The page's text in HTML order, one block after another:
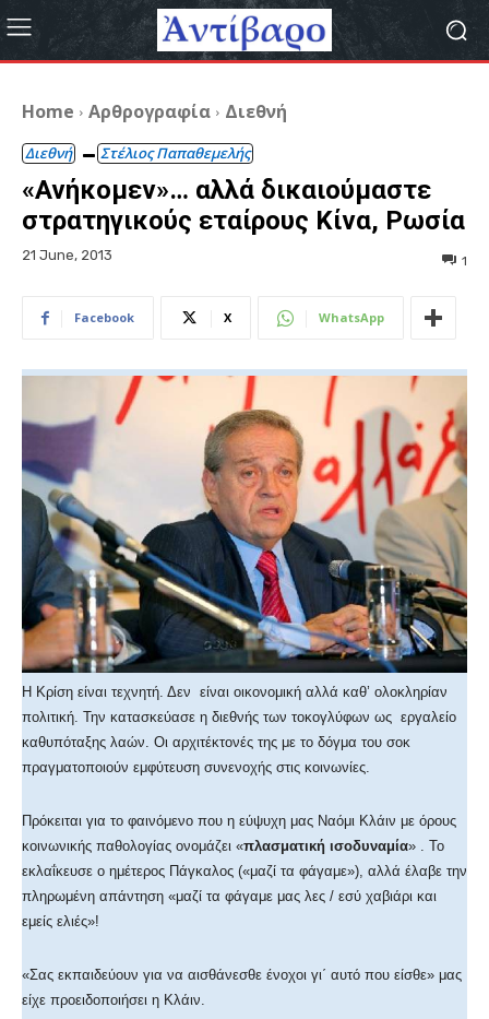
Home Αρθρογραφία Διεθνή
Διεθνή Στέλιος Παπαθεμελής
«Ανήκομεν»… αλλά δικαιούμαστε
στρατηγικούς εταίρους Κίνα, Ρωσία
21 June, 2013 1
Facebook X WhatsApp
Η Κρίση είναι τεχνητή. Δεν είναι οικονομική αλλά καθ’ ολοκληρίαν
πολιτική. Την κατασκεύασε η διεθνής των τοκογλύφων ως εργαλείο
καθυπόταξης λαών. Οι αρχιτέκτονές της με το δόγμα του σοκ
πραγματοποιούν εμφύτευση συνενοχής στις κοινωνίες.
Πρόκειται για το φαινόμενο που η εύψυχη μας Ναόμι Κλάιν με όρους
κοινωνικής παθολογίας ονομάζει «πλασματική ισοδυναμία» . Το
εκλαΐκευσε ο ημέτερος Πάγκαλος («μαζί τα φάγαμε»), αλλά έλαβε την
πληρωμένη απάντηση «μαζί τα φάγαμε μας λες / εσύ χαβιάρι και
εμείς ελιές»!
«Σας εκπαιδεύουν για να αισθάνεσθε ένοχοι γι΄ αυτό που είσθε» μας
είχε προειδοποιήσει η Κλάιν.